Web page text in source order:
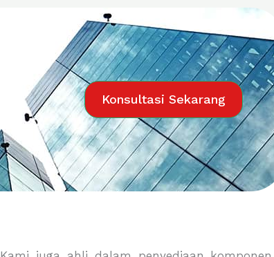
Konsultasi Sekarang